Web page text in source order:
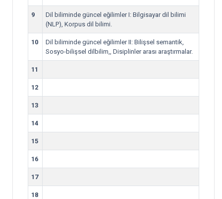
9
Dil biliminde güncel eğilimler I: Bilgisayar dil bilimi
(NLP), Korpus dil bilimi.
10
Dil biliminde güncel eğilimler II: Bilişsel semantik,
Sosyo-bilişsel dilbilim,, Disiplinler arası araştırmalar.
11
12
13
14
15
16
17
18